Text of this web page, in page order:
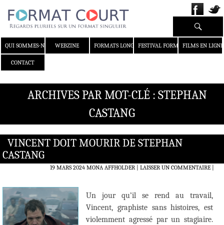
QUI SOMMES-NOUS ?WEBZINE FORMATS LONGS FESTIVAL FORMAT COURT
FILMS EN LIGNE
CONTACT
Recherche
ARCHIVES PAR MOT-CLÉ : STEPHAN
CASTANG
VINCENT DOIT MOURIR DE STEPHAN
CASTANG
19 MARS 2024 MONA AFFHOLDER LAISSER UN COMMENTAIRE|
Un jour qu’il se rend au travail,
Vincent, graphiste sans histoires, est
violemment agressé par un stagiaire.